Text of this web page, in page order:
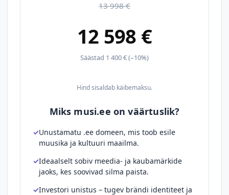
13 998 €
12 598 €
Säästad 1 400 € (–10%)
Hind sisaldab käibemaksu.
Miks musi.ee on väärtuslik?
Unustamatu .ee domeen, mis toob esile
muusika ja kultuuri maailma.
Ideaalselt sobiv meedia- ja kaubamärkide
jaoks, kes soovivad silma paista.
Investori unistus – tugev brändi identiteet ja